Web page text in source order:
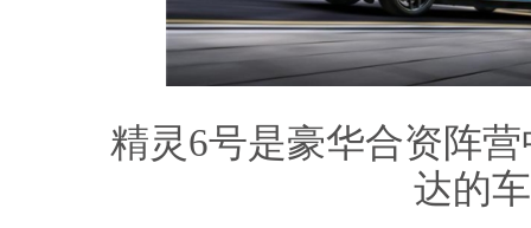
精灵6号是豪华合资阵
达的